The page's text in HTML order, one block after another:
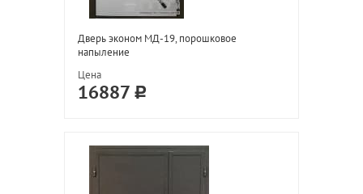
Дверь эконом МД-19, порошковое
напыление
Цена
16887